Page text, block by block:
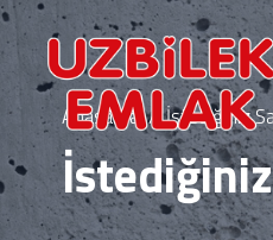
Anasayfa İstediğiniz